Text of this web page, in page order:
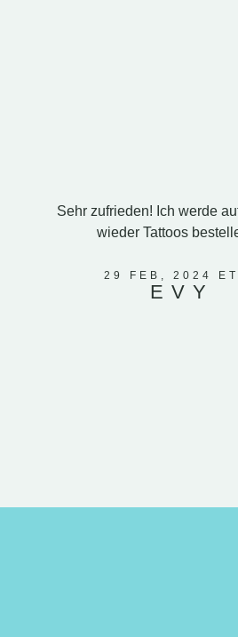
Sehr zufrieden! Ich werde
wieder Tattoos
29 FEB, 2024
EVY